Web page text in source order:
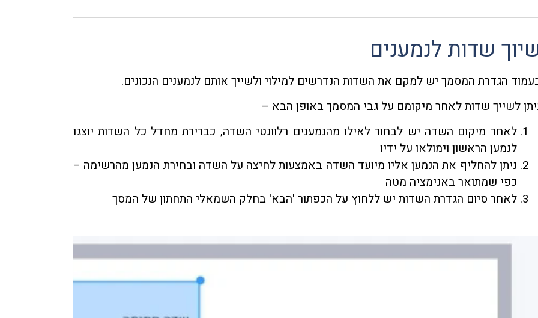
שדות לנמענים
הגדרת המסמך יש למקם את השדות הנדרשים למילוי ולשייך אותם לנמענים הנכונים.
לשייך שדות לאחר מיקומם על גבי המסמך באופן הבא –
לאחר מיקום השדה יש לבחור לאילו מהנמענים רלוונטי השדה, כברירת מחדל כל השדות יוצגו
לנמען הראשון וימולאו על ידיו
ניתן להחליף את הנמען אליו מיועד השדה באמצעות לחיצה על השדה ובחירת הנמען מהרשימה –
כפי שמתואר באנימציה מטה
לאחר סיום הגדרת השדות יש ללחוץ על הכפתור 'הבא' בחלק השמאלי התחתון של המסך